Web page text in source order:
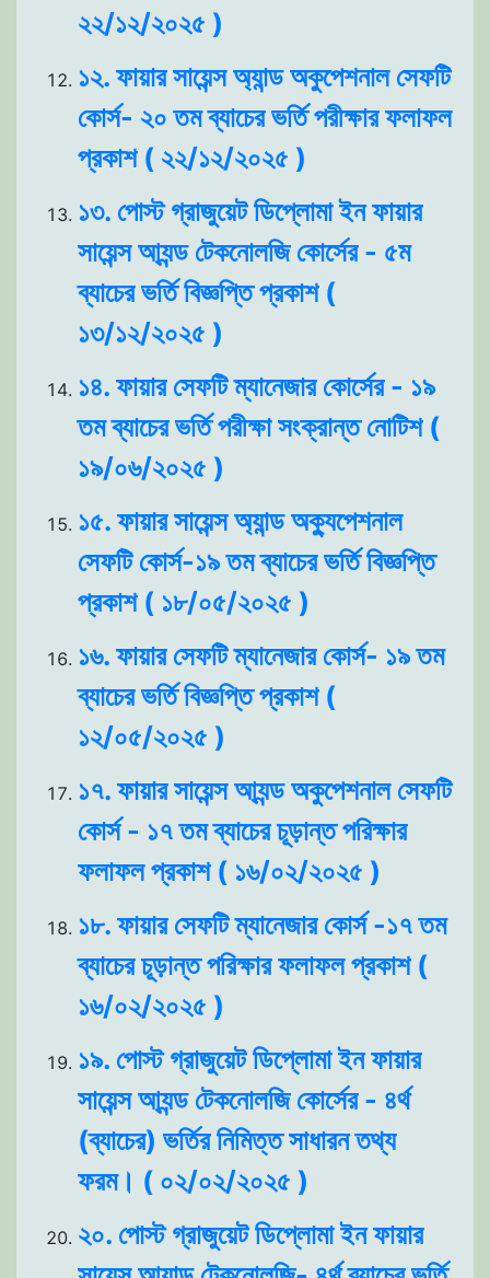
২২/১২/২০২৫ )
১২. ফায়ার সায়েন্স অ্যান্ড অকুপেশনাল সেফটি
কোর্স- ২০ তম ব্যাচের ভর্তি পরীক্ষার ফলাফল
প্রকাশ ( ২২/১২/২০২৫ )
১৩. পোস্ট গ্রাজুয়েট ডিপ্লোমা ইন ফায়ার
সায়েন্স আ্যন্ড টেকনোলজি কোর্সের - ৫ম
ব্যাচের ভর্তি বিজ্ঞপ্তি প্রকাশ (
১৩/১২/২০২৫ )
১৪. ফায়ার সেফটি ম্যানেজার কোর্সের - ১৯
তম ব্যাচের ভর্তি পরীক্ষা সংক্রান্ত নোটিশ (
১৯/০৬/২০২৫ )
১৫. ফায়ার সায়েন্স অ্যান্ড অক্যুপেশনাল
সেফটি কোর্স-১৯ তম ব্যাচের ভর্তি বিজ্ঞপ্তি
প্রকাশ ( ১৮/০৫/২০২৫ )
১৬. ফায়ার সেফটি ম্যানেজার কোর্স- ১৯ তম
ব্যাচের ভর্তি বিজ্ঞপ্তি প্রকাশ (
১২/০৫/২০২৫ )
১৭. ফায়ার সায়েন্স আ্যন্ড অকুপেশনাল সেফটি
কোর্স - ১৭ তম ব্যাচের চূড়ান্ত পরিক্ষার
ফলাফল প্রকাশ ( ১৬/০২/২০২৫ )
১৮. ফায়ার সেফটি ম্যানেজার কোর্স -১৭ তম
ব্যাচের চূড়ান্ত পরিক্ষার ফলাফল প্রকাশ (
১৬/০২/২০২৫ )
১৯. পোস্ট গ্রাজুয়েট ডিপ্লোমা ইন ফায়ার
সায়েন্স আ্যন্ড টেকনোলজি কোর্সের - ৪র্থ
(ব্যাচের) ভর্তির নিমিত্ত সাধারন তথ্য
ফরম। ( ০২/০২/২০২৫ )
২০. পোস্ট গ্রাজুয়েট ডিপ্লোমা ইন ফায়ার